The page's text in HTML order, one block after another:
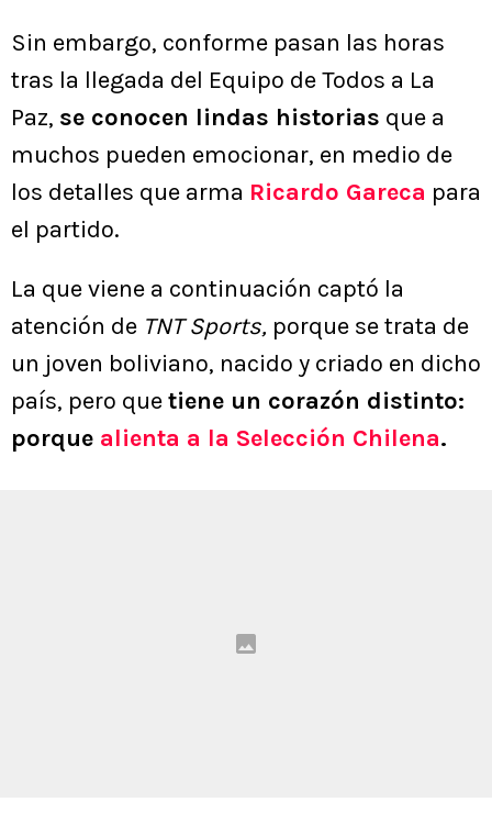
Sin embargo, conforme pasan las horas
tras la llegada del Equipo de Todos a La
Paz, se conocen lindas historias que a
muchos pueden emocionar, en medio de
los detalles que arma Ricardo Gareca para
el partido.
La que viene a continuación captó la
atención de TNT Sports, porque se trata de
un joven boliviano, nacido y criado en dicho
país, pero quetiene un corazón distinto:
porque alienta a la Selección Chilena.